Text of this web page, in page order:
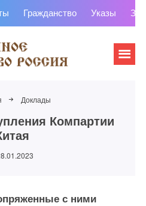
Гражданство Указы
Доклады
Компартии
с ними